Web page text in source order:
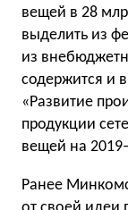
вещей в 28
выделить из
из
содержится и
«Развитие
продукции
вещей на
Ранее